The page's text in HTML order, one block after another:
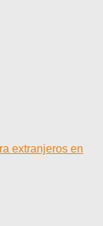
extranjeros en